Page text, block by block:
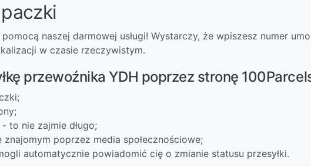
naszej darmowej usługi! Wystarczy, że wpiszesz numer
w czasie rzeczywistym.
przewoźnika YDH poprzez stronę
to nie zajmie długo;
poprzez media społecznościowe;
automatycznie powiadomić cię o zmianie statusu przesyłki.